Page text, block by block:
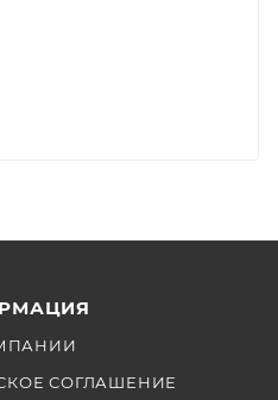
СОГЛАШЕНИЕ